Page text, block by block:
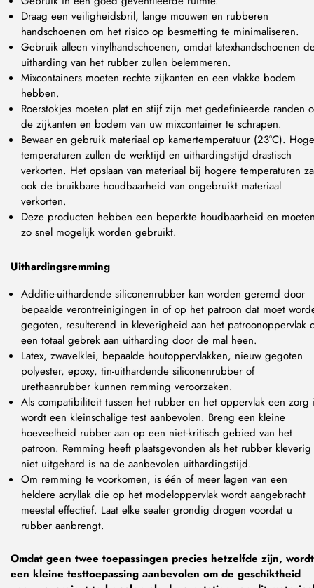
Draag een veiligheidsbril, lange mouwen en rubberen
handschoenen om het risico op besmetting te minimaliseren.
Gebruik alleen vinylhandschoenen, omdat latexhandschoenen
uitharding van het rubber zullen belemmeren.
Mixcontainers moeten rechte zijkanten en een vlakke bodem
hebben.
Roerstokjes moeten plat en stijf zijn met gedefinieerde randen
de zijkanten en bodem van uw mixcontainer te schrapen.
Bewaar en gebruik materiaal op kamertemperatuur (23°C).
temperaturen zullen de werktijd en uithardingstijd drastisch
verkorten. Het opslaan van materiaal bij hogere temperaturen
ook de bruikbare houdbaarheid van ongebruikt materiaal
verkorten.
Deze producten hebben een beperkte houdbaarheid en
zo snel mogelijk worden gebruikt.
Uithardingsremming
Additie-uithardende siliconenrubber kan worden geremd door
bepaalde verontreinigingen in of op het patroon dat moet
gegoten, resulterend in kleverigheid aan het patroonoppervlak
een totaal gebrek aan uitharding door de mal heen.
Latex, zwavelklei, bepaalde houtoppervlakken, nieuw gegoten
polyester, epoxy, tin-uithardende siliconenrubber of
urethaanrubber kunnen remming veroorzaken.
Als compatibiliteit tussen het rubber en het oppervlak een zorg
wordt een kleinschalige test aanbevolen. Breng een kleine
hoeveelheid rubber aan op een niet-kritisch gebied van het
patroon. Remming heeft plaatsgevonden als het rubber
niet uitgehard is na de aanbevolen uithardingstijd.
Om remming te voorkomen, is één of meer lagen van een
heldere acryllak die op het modeloppervlak wordt aangebracht
meestal effectief. Laat elke sealer grondig drogen voordat u
rubber aanbrengt.
Omdat geen twee toepassingen precies hetzelfde zijn, wordt
een kleine testtoepassing aanbevolen om de geschiktheid